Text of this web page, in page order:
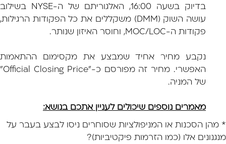
בדיוק בשעה 16:00, האלגוריתם של ה-NYSE בשילוב
עושה השוק (DMM) משקללים את כל הפקודות הרגילות,
פקודות ה-MOC/LOC, וחוסר האיזון שנותר.
נקבע מחיר אחיד שמבצע את מקסימום ההתאמות
האפשרי. מחיר זה מפורסם כ-"Official Closing Price"
של המניה.
מאמרים נוספים שיכולים לעניין אתכם בנושא:
* מהן הסכנות או המניפולציות שסוחרים ניסו לבצע בעבר על
מנגנונים אלו (כמו הזרמות פיקטיביות)?